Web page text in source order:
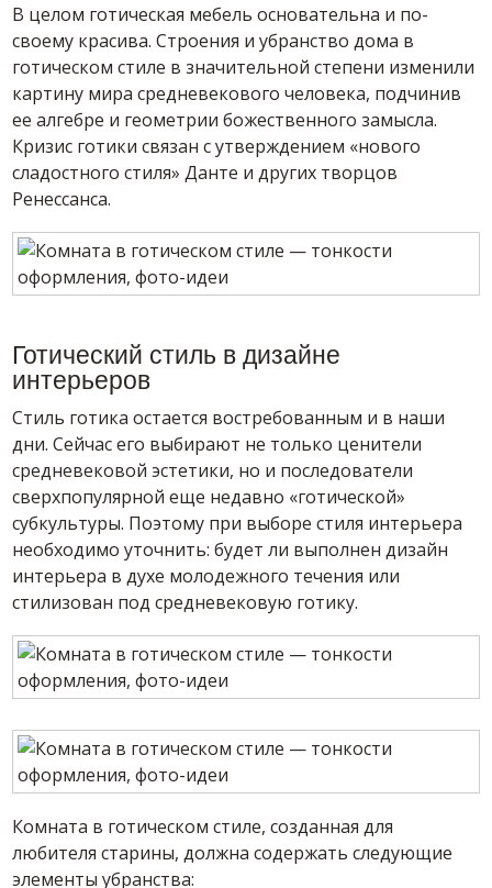
В целом готическая мебель основательна и по-
своему красива. Строения и убранство дома в
готическом стиле в значительной степени изменили
картину мира средневекового человека, подчинив
ее алгебре и геометрии божественного замысла.
Кризис готики связан с утверждением «нового
сладостного стиля» Данте и других творцов
Ренессанса.
Готический стиль в дизайне
интерьеров
Стиль готика остается востребованным и в наши
дни. Сейчас его выбирают не только ценители
средневековой эстетики, но и последователи
сверхпопулярной еще недавно «готической»
субкультуры. Поэтому при выборе стиля интерьера
необходимо уточнить: будет ли выполнен дизайн
интерьера в духе молодежного течения или
стилизован под средневековую готику.
Комната в готическом стиле, созданная для
любителя старины, должна содержать следующие
элементы убранства: